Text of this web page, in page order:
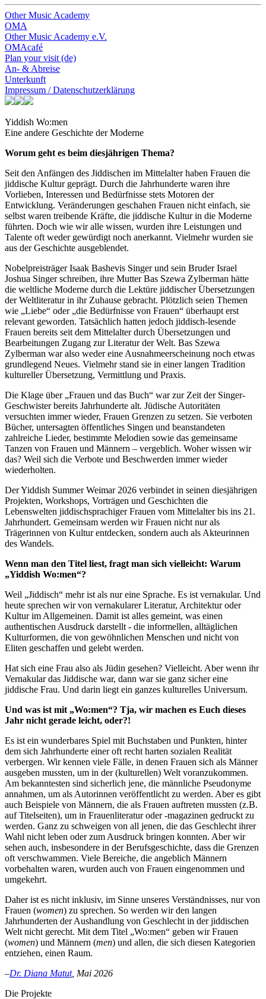
Other Music Academy
OMA
Other Music Academy e.V.
OMAcafé
Plan your visit (de)
An- & Abreise
Unterkunft
Impressum / Datenschutzerklärung
Yiddish Wo:men
Eine andere Geschichte der Moderne
Worum geht es beim diesjährigen Thema?
Seit den Anfängen des Jiddischen im Mittelalter haben Frauen die
jiddische Kultur geprägt. Durch die Jahrhunderte waren ihre
Vorlieben, Interessen und Bedürfnisse stets Motoren der
Entwicklung. Veränderungen geschahen Frauen nicht einfach, sie
selbst waren treibende Kräfte, die jiddische Kultur in die Moderne
führten. Doch wie wir alle wissen, wurden ihre Leistungen und
Talente oft weder gewürdigt noch anerkannt. Vielmehr wurden sie
aus der Geschichte ausgeblendet.
Nobelpreisträger Isaak Bashevis Singer und sein Bruder Israel
Joshua Singer schreiben, ihre Mutter Bas Szewa Zylberman hätte
die weltliche Moderne durch die Lektüre jiddischer Übersetzungen
der Weltliteratur in ihr Zuhause gebracht. Plötzlich seien Themen
wie „Liebe“ oder „die Bedürfnisse von Frauen“ überhaupt erst
relevant geworden. Tatsächlich hatten jedoch jiddisch-lesende
Frauen bereits seit dem Mittelalter durch Übersetzungen und
Bearbeitungen Zugang zur Literatur der Welt. Bas Szewa
Zylberman war also weder eine Ausnahmeerscheinung noch etwas
grundlegend Neues. Vielmehr stand sie in einer langen Tradition
kultureller Übersetzung, Vermittlung und Praxis.
Die Klage über „Frauen und das Buch“ war zur Zeit der Singer-
Geschwister bereits Jahrhunderte alt. Jüdische Autoritäten
versuchten immer wieder, Frauen Grenzen zu setzen. Sie verboten
Bücher, untersagten öffentliches Singen und beanstandeten
zahlreiche Lieder, bestimmte Melodien sowie das gemeinsame
Tanzen von Frauen und Männern – vergeblich. Woher wissen wir
das? Weil sich die Verbote und Beschwerden immer wieder
wiederholten.
Der Yiddish Summer Weimar 2026 verbindet in seinen diesjährigen
Projekten, Workshops, Vorträgen und Geschichten die
Lebenswelten jiddischsprachiger Frauen vom Mittelalter bis ins 21.
Jahrhundert. Gemeinsam werden wir Frauen nicht nur als
Trägerinnen von Kultur entdecken, sondern auch als Akteurinnen
des Wandels.
Wenn man den Titel liest, fragt man sich vielleicht: Warum
„Yiddish Wo:men“?
Weil „Jiddisch“ mehr ist als nur eine Sprache. Es ist vernakular. Und
heute sprechen wir von vernakularer Literatur, Architektur oder
Kultur im Allgemeinen. Damit ist alles gemeint, was einen
authentischen Ausdruck darstellt - die informellen, alltäglichen
Kulturformen, die von gewöhnlichen Menschen und nicht von
Eliten geschaffen und gelebt werden.
Hat sich eine Frau also als Jüdin gesehen? Vielleicht. Aber wenn ihr
Vernakular das Jiddische war, dann war sie ganz sicher eine
jiddische Frau. Und darin liegt ein ganzes kulturelles Universum.
Und was ist mit „Wo:men“? Tja, wir machen es Euch dieses
Jahr nicht gerade leicht, oder?!
Es ist ein wunderbares Spiel mit Buchstaben und Punkten, hinter
dem sich Jahrhunderte einer oft recht harten sozialen Realität
verbergen. Wir kennen viele Fälle, in denen Frauen sich als Männer
ausgeben mussten, um in der (kulturellen) Welt voranzukommen.
Am bekanntesten sind sicherlich jene, die männliche Pseudonyme
annahmen, um als Autorinnen veröffentlicht zu werden. Aber es gibt
auch Beispiele von Männern, die als Frauen auftreten mussten (z.B.
auf Titelseiten), um in Frauenliteratur oder -magazinen gedruckt zu
werden. Ganz zu schweigen von all jenen, die das Geschlecht ihrer
Wahl nicht leben oder zum Ausdruck bringen konnten. Aber wir
sehen auch, insbesondere in der Berufsgeschichte, dass die Grenzen
oft verschwammen. Viele Bereiche, die angeblich Männern
vorbehalten waren, wurden auch von Frauen eingenommen und
umgekehrt.
Daher ist es nicht inklusiv, im Sinne unseres Verständnisses, nur von
Frauen (women) zu sprechen. So werden wir den langen
Jahrhunderten der Aushandlung von Geschlecht in der jiddischen
Welt nicht gerecht. Mit dem Titel „Wo:men“ geben wir Frauen
(women) und Männern (men) und allen, die sich diesen Kategorien
entziehen, einen Raum.
–Dr. Diana Matut, Mai 2026
Die Projekte